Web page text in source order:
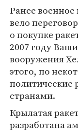
Ранее
вело
о покупке
2007 году
вооружения
этого, по
политические
странами.
Крылатая
разработана